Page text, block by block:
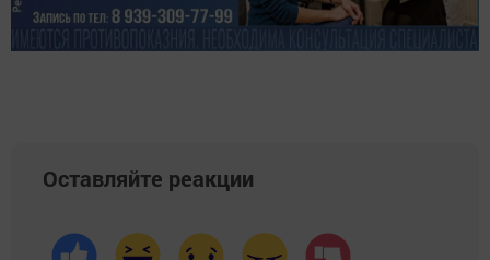
Оставляйте реакции